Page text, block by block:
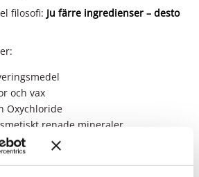
filosofi: Ju färre ingredienser – desto
och vax
Oxychloride
renade mineraler
vill ha
mineralsmink för känslig hud